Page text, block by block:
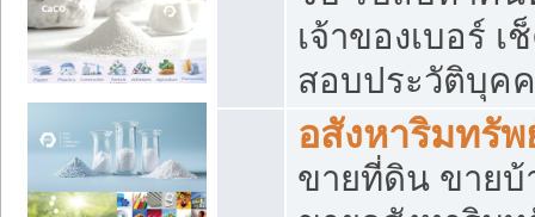
เจ้าของเบอร์
สอบประวัติบุค
อสังหาริมทรัพ
ขายที่ดิน ขายบ้